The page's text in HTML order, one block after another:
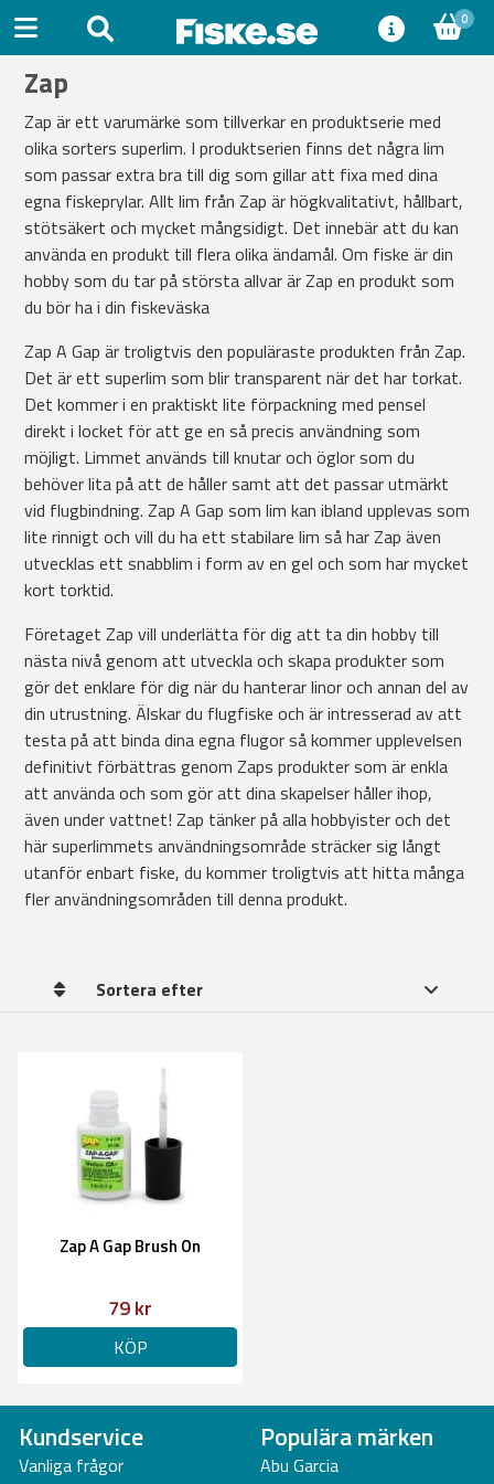
0
Zap
Zap är ett varumärke som tillverkar en produktserie med
olika sorters superlim. I produktserien finns det några lim
som passar extra bra till dig som gillar att fixa med dina
egna fiskeprylar. Allt lim från Zap är högkvalitativt, hållbart,
stötsäkert och mycket mångsidigt. Det innebär att du kan
använda en produkt till flera olika ändamål. Om fiske är din
hobby som du tar på största allvar är Zap en produkt som
du bör ha i din fiskeväska
Zap A Gap är troligtvis den populäraste produkten från Zap.
Det är ett superlim som blir transparent när det har torkat.
Det kommer i en praktiskt lite förpackning med pensel
direkt i locket för att ge en så precis användning som
möjligt. Limmet används till knutar och öglor som du
behöver lita på att de håller samt att det passar utmärkt
vid flugbindning. Zap A Gap som lim kan ibland upplevas som
lite rinnigt och vill du ha ett stabilare lim så har Zap även
utvecklas ett snabblim i form av en gel och som har mycket
kort torktid.
Företaget Zap vill underlätta för dig att ta din hobby till
nästa nivå genom att utveckla och skapa produkter som
gör det enklare för dig när du hanterar linor och annan del av
din utrustning. Älskar du flugfiske och är intresserad av att
testa på att binda dina egna flugor så kommer upplevelsen
definitivt förbättras genom Zaps produkter som är enkla
att använda och som gör att dina skapelser håller ihop,
även under vattnet! Zap tänker på alla hobbyister och det
här superlimmets användningsområde sträcker sig långt
utanför enbart fiske, du kommer troligtvis att hitta många
fler användningsområden till denna produkt.
Sortera efter
Zap A Gap Brush On
79 kr
KÖP
Kundservice
Vanliga frågor
Populära märken
Abu Garcia